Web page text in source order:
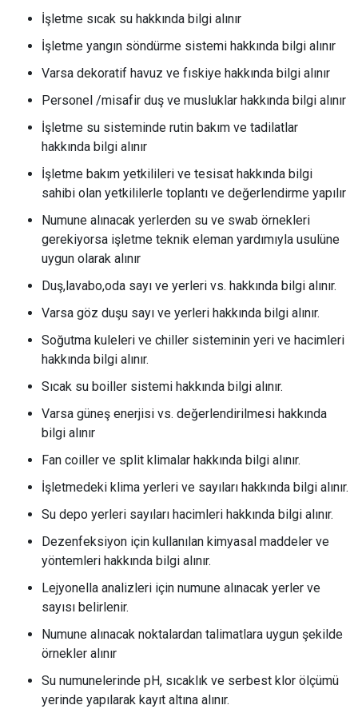
İşletme sıcak su hakkında bilgi alınır
İşletme yangın söndürme sistemi hakkında bilgi alınır
Varsa dekoratif havuz ve fıskiye hakkında bilgi alınır
Personel /misafir duş ve musluklar hakkında bilgi alınır
İşletme su sisteminde rutin bakım ve tadilatlar
hakkında bilgi alınır
İşletme bakım yetkilileri ve tesisat hakkında bilgi
sahibi olan yetkililerle toplantı ve değerlendirme yapılır
Numune alınacak yerlerden su ve swab örnekleri
gerekiyorsa işletme teknik eleman yardımıyla usulüne
uygun olarak alınır
Duş,lavabo,oda sayı ve yerleri vs. hakkında bilgi alınır.
Varsa göz duşu sayı ve yerleri hakkında bilgi alınır.
Soğutma kuleleri ve chiller sisteminin yeri ve hacimleri
hakkında bilgi alınır.
Sıcak su boiller sistemi hakkında bilgi alınır.
Varsa güneş enerjisi vs. değerlendirilmesi hakkında
bilgi alınır
Fan coiller ve split klimalar hakkında bilgi alınır.
İşletmedeki klima yerleri ve sayıları hakkında bilgi alınır.
Su depo yerleri sayıları hacimleri hakkında bilgi alınır.
Dezenfeksiyon için kullanılan kimyasal maddeler ve
yöntemleri hakkında bilgi alınır.
Lejyonella analizleri için numune alınacak yerler ve
sayısı belirlenir.
Numune alınacak noktalardan talimatlara uygun şekilde
örnekler alınır
Su numunelerinde pH, sıcaklık ve serbest klor ölçümü
yerinde yapılarak kayıt altına alınır.